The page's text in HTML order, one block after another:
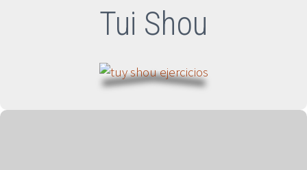
Tui Shou